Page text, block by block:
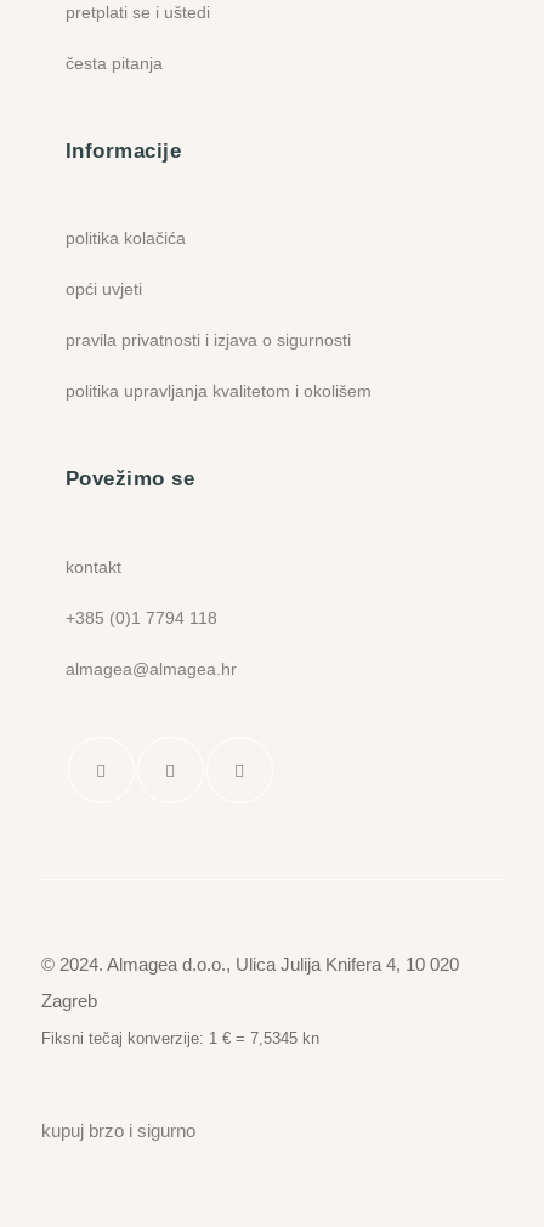
pretplati se i uštedi
česta pitanja
Informacije
politika kolačića
opći uvjeti
pravila privatnosti i izjava o sigurnosti
politika upravljanja kvalitetom i okolišem
Povežimo se
kontakt
+385 (0)1 7794 118
almagea@almagea.hr
© 2024. Almagea d.o.o., Ulica Julija Knifera 4, 10 020
Zagreb
Fiksni tečaj konverzije: 1 € = 7,5345 kn
kupuj brzo i sigurno